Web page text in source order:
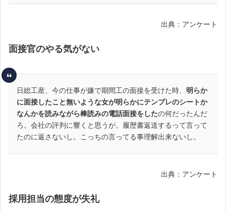
出典：アンケート
面接官のやる気がない
日総工産、今の仕事が嫌で期間工の面接を受けた時、 明らか
に面接したこと無いような女が明らかにテンプレのシートか
なんかを読みながら棒読みの電話面接をしたの何だったんだ
ろ。会社の評判に響くと思うが。履歴書返送するって言って
たのに返さないし。こっちの言ってる事理解出来ないし。
出典：アンケート
採用担当の態度が失礼